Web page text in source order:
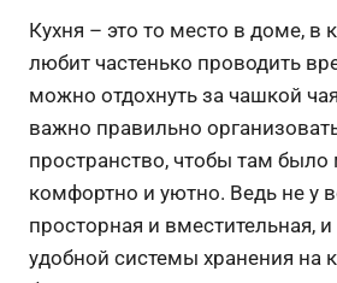
Кухня – это то место в доме, в
любит частенько проводить
можно отдохнуть за чашкой
важно правильно
пространство, чтобы там
комфортно и уютно. Ведь не у
просторная и вместительная,
удобной системы хранения на